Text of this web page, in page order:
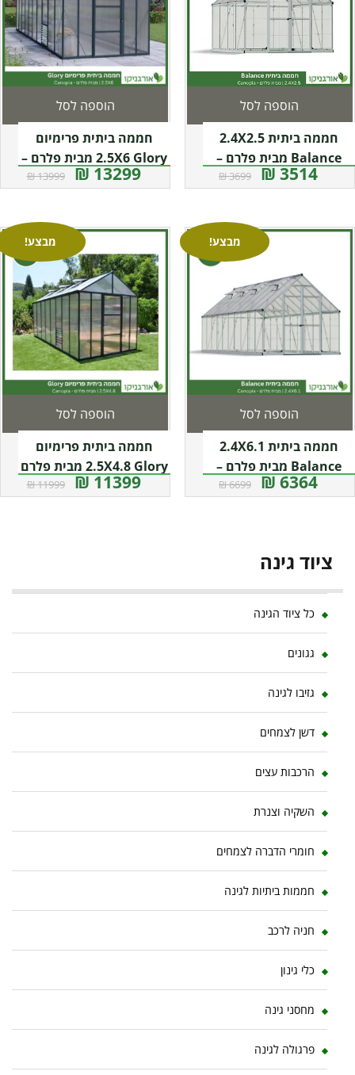
חממה ביתית 2.4X2.5
Balance מבית פלרם –
Canopia
3514 ₪
3699 ₪
הוספה לסל
חממה ביתית פרימיום
2.5X6 Glory מבית פלרם –
קנופיה13299 ₪
13999 ₪
הוספה לסל
מבצע!
חממה ביתית 2.4X6.1
Balance מבית פלרם –
Canopia
6364 ₪
6699 ₪
הוספה לסל
מבצע!
חממה ביתית פרימיום
2.5X4.8 Glory מבית פלרם
– Canopia
11399 ₪
11999 ₪
הוספה לסל
ציוד גינה
כל ציוד הגינה
גגונים
גזיבו לגינה
דשן לצמחים
הרכבות עצים
השקיה וצנרת
חומרי הדברה לצמחים
חממות ביתיות לגינה
חניה לרכב
כלי גינון
מחסני גינה
פרגולה לגינה